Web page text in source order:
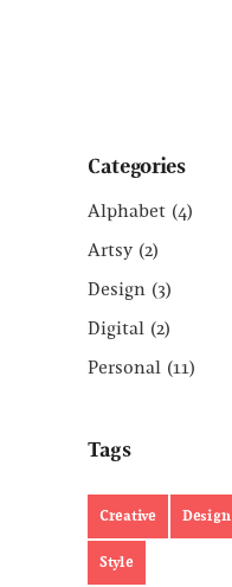
Categories
Alphabet (4)
Artsy (2)
Design (3)
Digital (2)
Personal (11)
Tags
Creative Design
Style